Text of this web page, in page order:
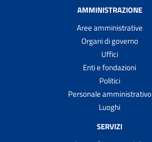
AMMINISTRAZIONE
Aree amministrative
Organi di governo
Uffici
Enti e fondazioni
Politici
Personale amministrativo
Luoghi
SERVIZI